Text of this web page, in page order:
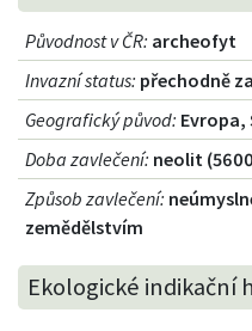
Původnost v ČR: archeofyt
Invazní status: přechodně
Geografický původ: Evropa,
Doba zavlečení: neolit
Způsob zavlečení:
zemědělstvím
Ekologické indikační